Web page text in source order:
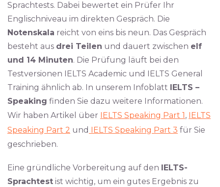
Sprachtests. Dabei bewertet ein Prüfer Ihr
Englischniveau im direkten Gespräch. Die
Notenskala reicht von eins bis neun. Das Gespräch
besteht aus drei Teilen und dauert zwischen elf
und 14 Minuten. Die Prüfung läuft bei den
Testversionen IELTS Academic und IELTS General
Training ähnlich ab. In unserem Infoblatt IELTS –
Speaking finden Sie dazu weitere Informationen.
Wir haben Artikel über IELTS Speaking Part 1, IELTS
Speaking Part 2 und IELTS Speaking Part 3 für Sie
geschrieben.
Eine gründliche Vorbereitung auf den IELTS-
Sprachtest ist wichtig, um ein gutes Ergebnis zu